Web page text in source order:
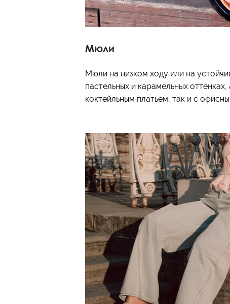
Мюли
Мюли на низком ходу или на
пастельных и карамельных
коктейльным платьем, так и с